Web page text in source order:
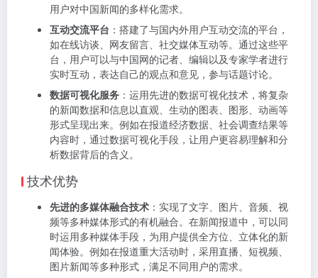
用户对中国新闻的多样化需求。
互动交流平台 ：搭建了与国内外用户互动交流的平台，
如在线访谈、网友留言、社交媒体互动等。通过这些平
台，用户可以与中国网的记者、编辑以及专家学者进行
实时互动，表达自己的观点和意见，参与话题讨论。
数据可视化服务 ：运用先进的数据可视化技术，将复杂
的新闻数据和信息以直观、生动的图表、图形、动画等
形式呈现出来。例如在报道经济数据、社会调查结果等
内容时，通过数据可视化手段，让用户更容易理解和分
析数据背后的含义。
技术优势
先进的多媒体融合技术 ：实现了文字、图片、音频、视
频等多种媒体形式的有机融合。在新闻报道中，可以同
时运用多种媒体手段，为用户提供全方位、立体化的新
闻体验。例如在报道重大活动时，采用直播、短视频、
图片新闻等多种形式，满足不同用户的需求。